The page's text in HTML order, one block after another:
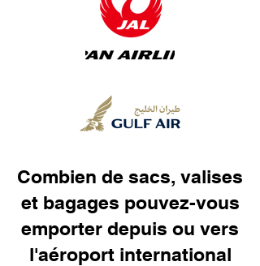
Combien de sacs, valises
et bagages pouvez-vous
emporter depuis ou vers
l'aéroport international